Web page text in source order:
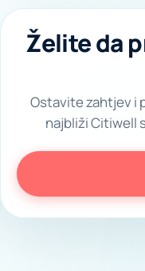
Želite da
Ostavite zahtjev i
najbliži Citiwell